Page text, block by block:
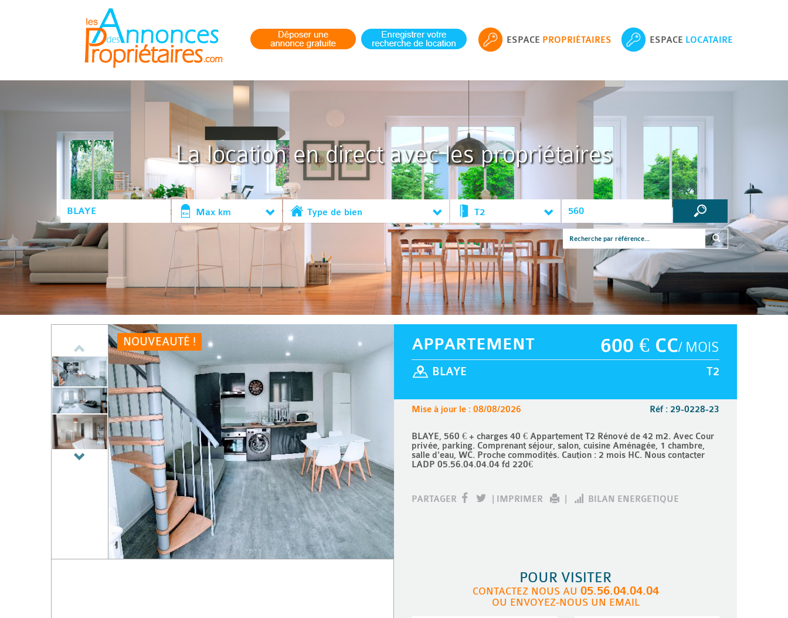
ESPACE PROPRIÉTAIRES ESPACE LOCATAIRE
La location en direct avec les propriétaires
Max km Type de bien T2
NOUVEAUTÉ ! 600 € CC/ MOIS
APPARTEMENT
T2
BLAYE
Réf : 29-0228-23
Mise à jour le : 08/08/2026
BLAYE, 560 € + charges 40 € Appartement T2 Rénové de 42 m2. Avec Cour
privée, parking. Comprenant séjour, salon, cuisine Aménagée, 1 chambre,
salle d'eau, WC. Proche commodités. Caution : 2 mois HC. Nous contacter
LADP 05.56.04.04.04 fd 220€
PARTAGER IMPRIMER BILAN ENERGETIQUE
POUR VISITER
CONTACTEZ NOUS AU 05.56.04.04.04
OU ENVOYEZ-NOUS UN EMAIL